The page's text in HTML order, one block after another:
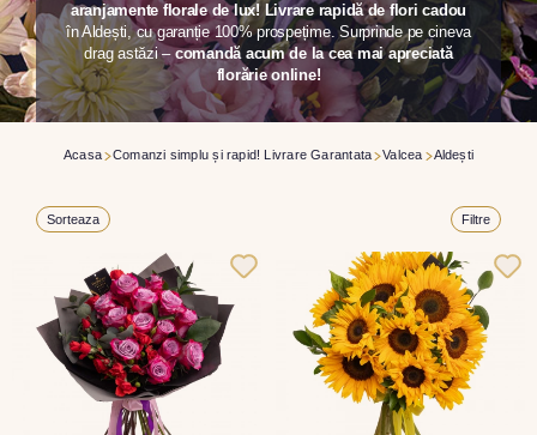
aranjamente florale de lux! Livrare rapidă de flori cadou
în Aldești, cu garanție 100% prospețime. Surprinde pe cineva
drag astăzi – comandă acum de la cea mai apreciată
florărie online!
Acasa Comanzi simplu și rapid! Livrare Garantata Valcea Aldești
Sorteaza Filtre